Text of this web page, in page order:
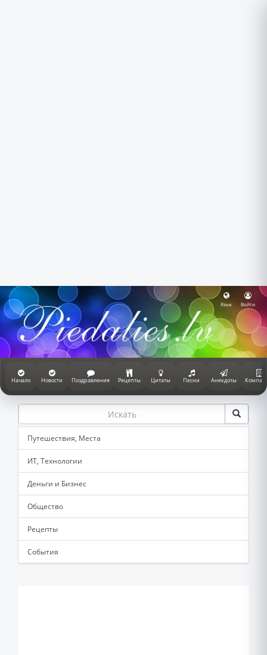
Язык Войти
Начало Новости Поздравления Рецепты Цитаты Песни Анекдоты
Путешествия, Места
ИТ, Технологии
Деньги и Бизнес
Общество
Рецепты
События